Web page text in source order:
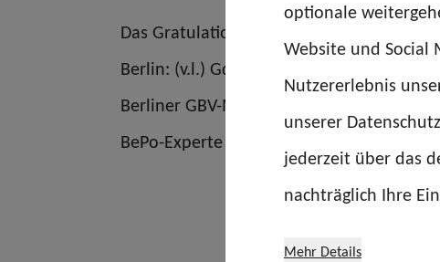
Das Gratulationstrio am Ort der BePo-
Berlin: (v.l.) GdP-Bundesvorsitzender
Berliner GBV-Mitglied Sibylle Krause und
BePo-Experte und GdP-Bundeskassierer
optionale
Website und Social
Nutzererlebnis
unserer
jederzeit über das
nachträglich Ihre
Mehr Details